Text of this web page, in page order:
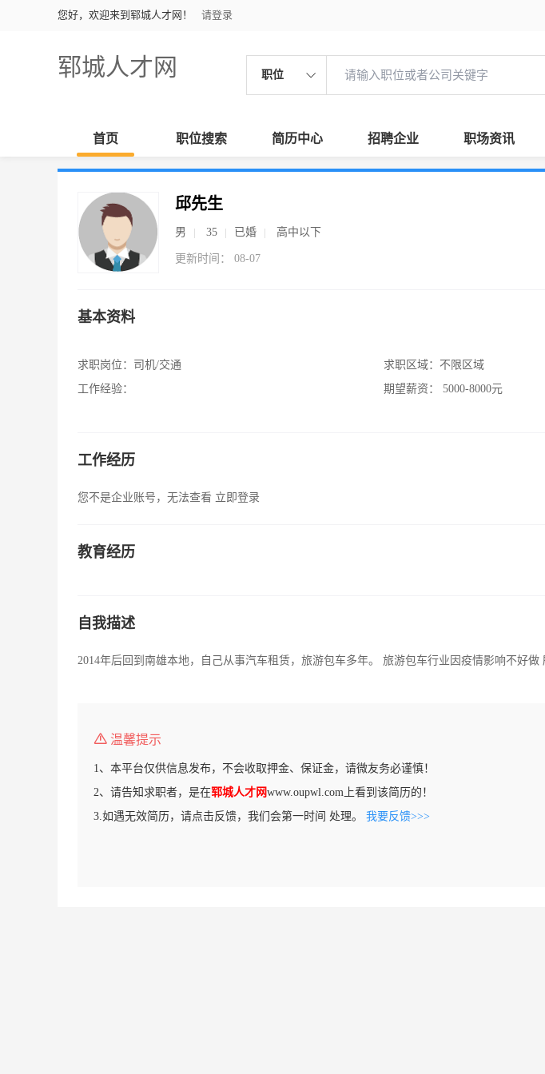
您好，欢迎来到郓城人才网！ 请登录
郓城人才网 职位
首页 职位搜索 简历中心 招聘企业 职场资讯
邱先生
男 35 已婚 高中以下
更新时间： 08-07
基本资料
求职岗位： 司机/交通
工作经验：
求职区域： 不限区域
期望薪资：
5000-8000元
工作经历
您不是企业账号，无法查看 立即登录
教育经历
自我描述
2014年后回到南雄本地，自己从事汽车租赁，旅游包车多年。 旅游包车行业因疫情影响不好做
温馨提示
1、本平台仅供信息发布，不会收取押金、保证金，请微友务必谨慎！
2、请告知求职者，是在郓城人才网www.oupwl.com上看到该简历的！
3.如遇无效简历，请点击反馈，我们会第一时间 处理。 我要反馈>>>